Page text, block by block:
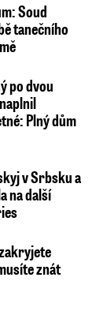
Soud
tanečního
po dvou
Plný dům
v Srbsku a
na další
znát